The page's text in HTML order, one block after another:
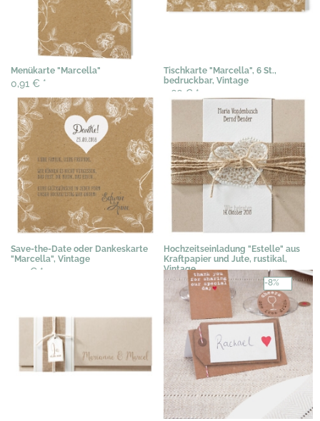
Menükarte "Marcella"
0,91 € *
Tischkarte "Marcella", 6 St.,
bedruckbar, Vintage
2,66 € *
Save-the-Date oder Dankeskarte
"Marcella", Vintage
1,12 € *
Hochzeitseinladung "Estelle" aus
Kraftpapier und Jute, rustikal,
Vintage
3,29 €* -8%